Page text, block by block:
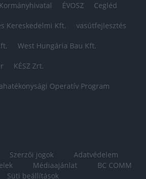
ÉVOSZ Cegléd
Kereskedelmi Kft. vasútfejlesztés
West Hungária Bau Kft.
KÉSZ Zrt.
Operatív Program
Szerzői jogok
Adatvédelem
Médiaajánlat
BC COMM
Süti beállítások